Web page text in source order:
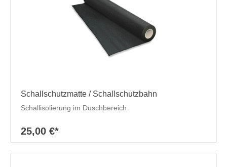
Schallschutzmatte / Schallschutzbahn
Schallisolierung im Duschbereich
25,00 €*